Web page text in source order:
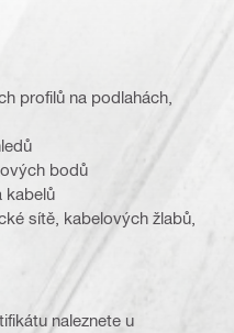
profilů na podlahách,
bodů
kabelů
sítě, kabelových žlabů,
naleznete u